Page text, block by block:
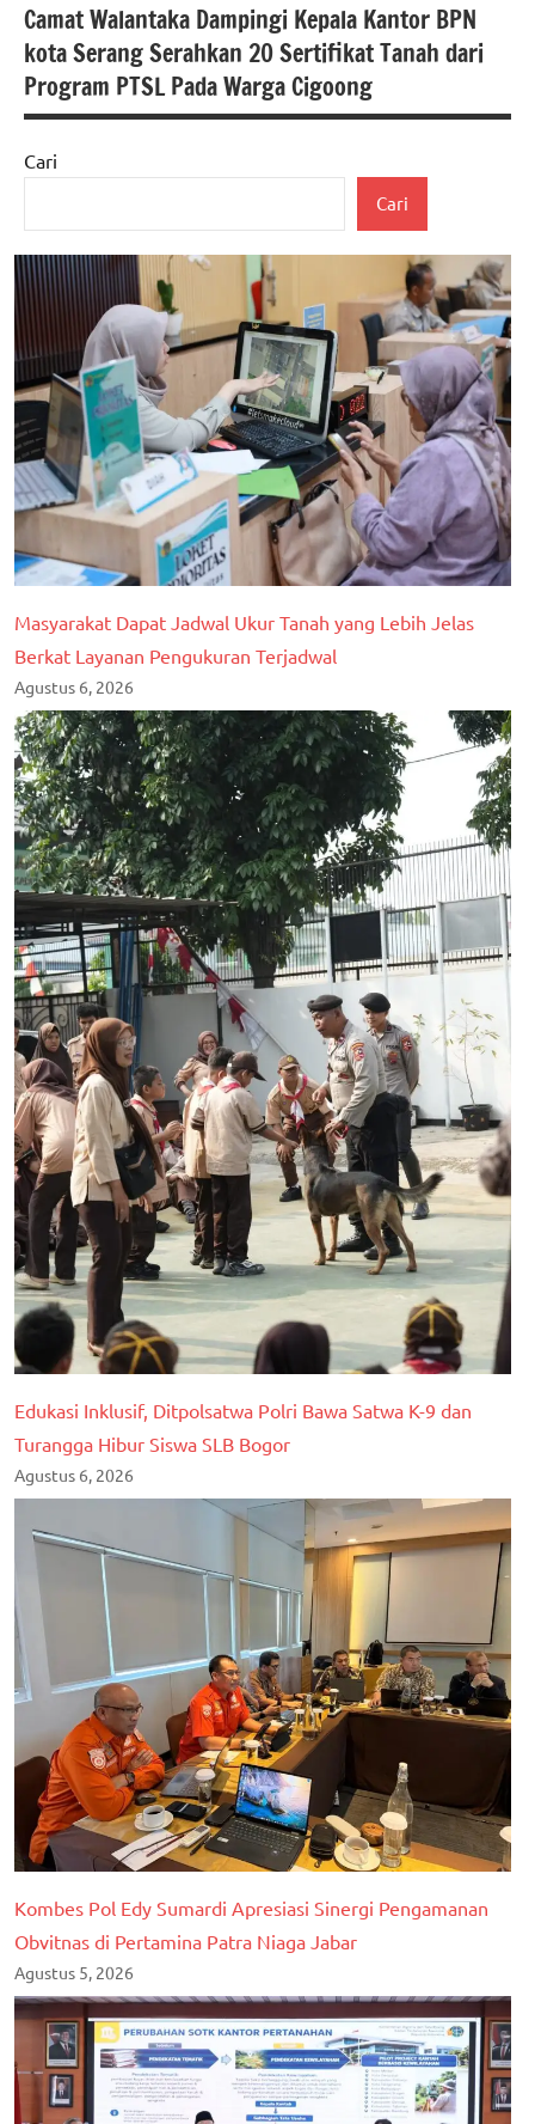
kota
serang
berita
Camat Walantaka Dampingi Kepala Kantor BPN
kota Serang Serahkan 20 Sertifikat Tanah dari
Program PTSL Pada Warga Cigoong
#PTSL
Berita
kota
serang
berita
nasional
Cari
Cari
Masyarakat Dapat Jadwal Ukur Tanah yang Lebih Jelas
Berkat Layanan Pengukuran Terjadwal
Agustus 6, 2026
Edukasi Inklusif, Ditpolsatwa Polri Bawa Satwa K-9 dan
Turangga Hibur Siswa SLB Bogor
Agustus 6, 2026
Kombes Pol Edy Sumardi Apresiasi Sinergi Pengamanan
Obvitnas di Pertamina Patra Niaga Jabar
Agustus 5, 2026